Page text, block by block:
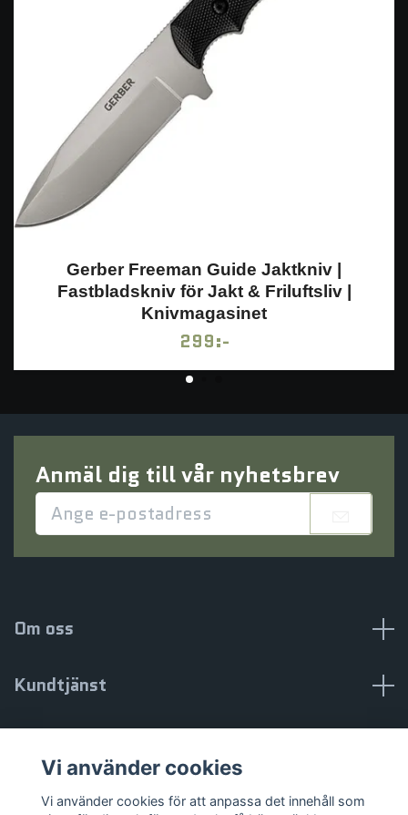
Gerber Freeman Guide Jaktkniv |
Fastbladskniv för Jakt & Friluftsliv |
Knivmagasinet
299:-
Anmäl dig till vår nyhetsbrev
Om oss
Kundtjänst
Sociala medier
Vi använder cookies
Vi använder cookies för att anpassa det innehåll som